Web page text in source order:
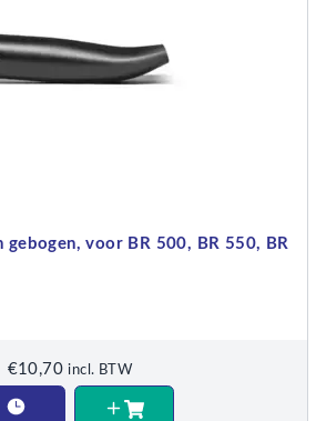
gebogen, voor BR 500, BR 550, BR
€10,70 incl. BTW